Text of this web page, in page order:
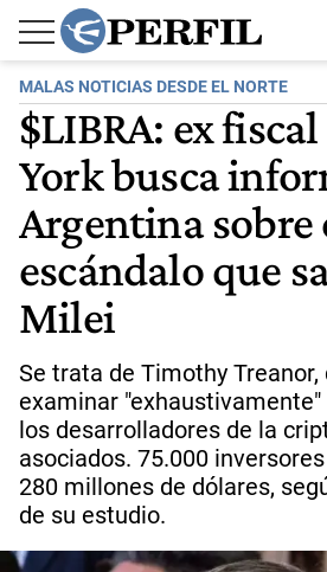
MALAS NOTICIAS DESDE EL NORTE
$LIBRA: ex
York busca
Argentina sobre
escándalo que
Milei
Se trata de Timothy Treanor,
examinar
los desarrolladores de la
asociados. 75.000
280 millones de dólares,
de su estudio.